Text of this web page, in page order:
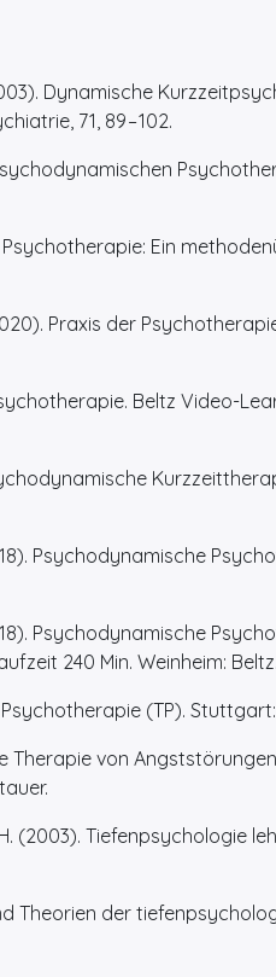
Dynamische
71, 89 – 102.
Psychotherapie: Ein
Praxis der
Beltz Video-
Psychodynamische
Psychodynamische
240 Min. Weinheim: Beltz.
(TP).
Therapie von
(2003). Tiefenpsychologie
Theorien der